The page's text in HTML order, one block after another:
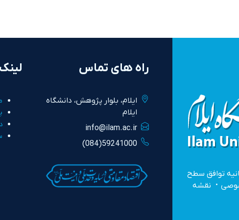
توافق سطح
نقشه
راه های تماس
ايلام، بلوار پژوهش، دانشگاه
ايلام
info@ilam.ac.ir
59241000(084)